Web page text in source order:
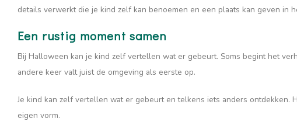
details verwerkt die je kind zelf kan benoemen en een plaats kan geven in
Een rustig moment samen
Bij Halloween kan je kind zelf vertellen wat er gebeurt. Soms begint het
andere keer valt juist de omgeving als eerste op.
Je kind kan zelf vertellen wat er gebeurt en telkens iets anders ontdekken.
eigen vorm.